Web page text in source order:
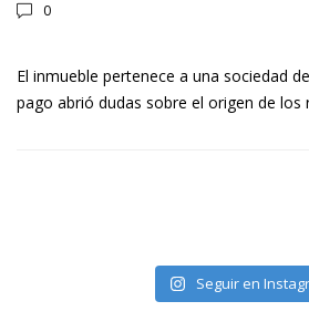
0
El inmueble pertenece a una sociedad
pago abrió dudas sobre el origen de los
Seguir en